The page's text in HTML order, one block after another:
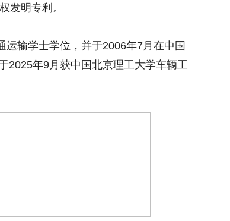
发明专利。
运输学士学位，并于2006年7月在中国
2025年9月获中国北京理工大学车辆工